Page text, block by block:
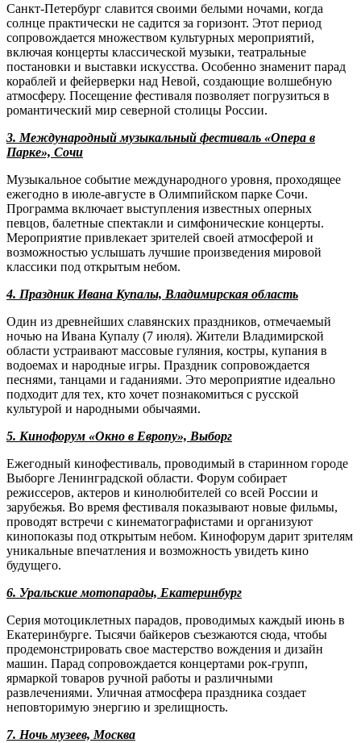
Санкт-Петербург славится своими белыми ночами, когда
солнце практически не садится за горизонт. Этот период
сопровождается множеством культурных мероприятий,
включая концерты классической музыки, театральные
постановки и выставки искусства. Особенно знаменит парад
кораблей и фейерверки над Невой, создающие волшебную
атмосферу. Посещение фестиваля позволяет погрузиться в
романтический мир северной столицы России.
3. Международный музыкальный фестиваль «Опера в
Парке», Сочи
Музыкальное событие международного уровня, проходящее
ежегодно в июле-августе в Олимпийском парке Сочи.
Программа включает выступления известных оперных
певцов, балетные спектакли и симфонические концерты.
Мероприятие привлекает зрителей своей атмосферой и
возможностью услышать лучшие произведения мировой
классики под открытым небом.
4. Праздник Ивана Купалы, Владимирская область
Один из древнейших славянских праздников, отмечаемый
ночью на Ивана Купалу (7 июля). Жители Владимирской
области устраивают массовые гуляния, костры, купания в
водоемах и народные игры. Праздник сопровождается
песнями, танцами и гаданиями. Это мероприятие идеально
подходит для тех, кто хочет познакомиться с русской
культурой и народными обычаями.
5. Кинофорум «Окно в Европу», Выборг
Ежегодный кинофестиваль, проводимый в старинном городе
Выборге Ленинградской области. Форум собирает
режиссеров, актеров и кинолюбителей со всей России и
зарубежья. Во время фестиваля показывают новые фильмы,
проводят встречи с кинематографистами и организуют
кинопоказы под открытым небом. Кинофорум дарит зрителям
уникальные впечатления и возможность увидеть кино
будущего.
6. Уральские мотопарады, Екатеринбург
Серия мотоциклетных парадов, проводимых каждый июнь в
Екатеринбурге. Тысячи байкеров съезжаются сюда, чтобы
продемонстрировать свое мастерство вождения и дизайн
машин. Парад сопровождается концертами рок-групп,
ярмаркой товаров ручной работы и различными
развлечениями. Уличная атмосфера праздника создает
неповторимую энергию и зрелищность.
7. Ночь музеев, Москва